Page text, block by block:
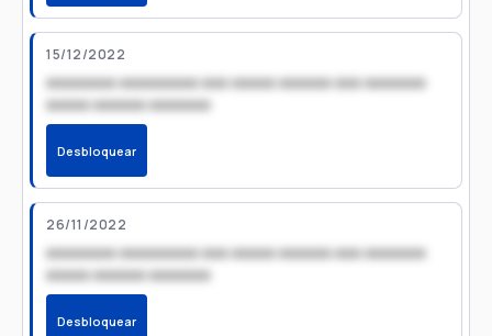
15/12/2022
xxxxxxxx xxxxxxxxx xxx xxxxx xxxxxx xxx xxxxxxx
xxxxx xxxxxx xxxxxxx
Desbloquear
26/11/2022
xxxxxxxx xxxxxxxxx xxx xxxxx xxxxxx xxx xxxxxxx
xxxxx xxxxxx xxxxxxx
Desbloquear